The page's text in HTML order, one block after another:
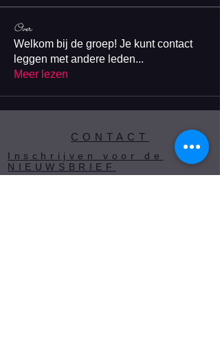
Over
Welkom bij de groep! Je kunt contact
leggen met andere leden...
Meer lezen
CONTACT
Inschrijven voor de
NIEUWSBRIEF